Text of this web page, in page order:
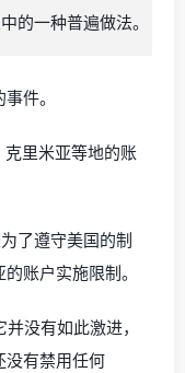
的一种普遍做法。
件。
里米亚等地的账
了遵守美国的制
账户实施限制。
没有如此激进，
没有禁用任何